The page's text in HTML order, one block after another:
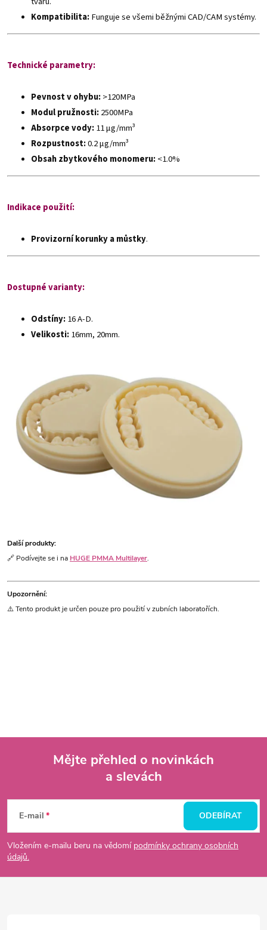
Kompatibilita:Funguje se všemi běžnými CAD/CAM systémy.
Technické parametry:
Pevnost v ohybu:>120MPa
Modul pružnosti:2500MPa
Absorpce vody:11 μg/mm³
Rozpustnost:0.2 μg/mm³
Obsah zbytkového monomeru:<1.0%
Indikace použití:
Provizorní korunky a můstky.
Dostupné varianty:
Odstíny:16 A-D.
Velikosti:16mm, 20mm.
Další produkty:
🔗 Podívejte se i na HUGE PMMA Multilayer.
Upozornění:
⚠️ Tento produkt je určen pouze pro použití v zubních laboratořích.
p
a
Mějte přehled o novinkách
a slevách
E-mail
Vložením e-mailu beru na vědomí podmínky ochrany osobních
údajů.
ODEBÍRAT